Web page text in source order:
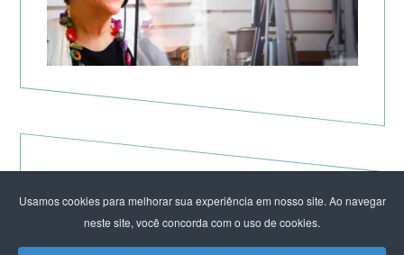
Usamos cookies para melhorar sua experiência em nosso site. Ao navegar
neste site, você concorda com o uso de cookies.